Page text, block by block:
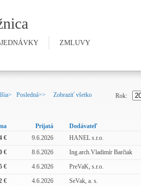
ZMLUVY
Posledná>> Zobraziť všetko Rok:
Prijatá
Dodávateľ
€ 9.6.2026
HANEL s.r.o.
€ 8.6.2026
Ing.arch.Vladimír Barčiak
€ 4.6.2026
PreVaK, s.r.o.
€ 4.6.2026
SeVak, a. s.